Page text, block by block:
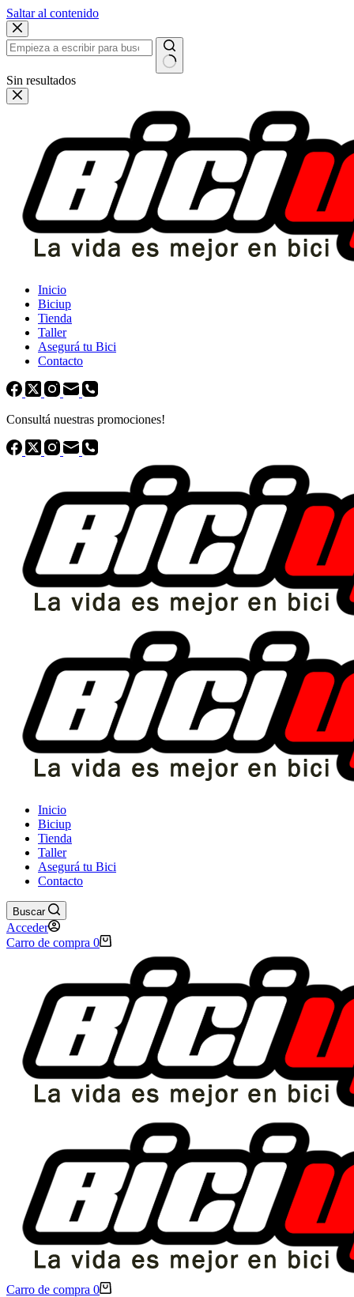
Saltar al contenido
Sin resultados
Inicio
Biciup
Tienda
Taller
Asegurá tu Bici
Contacto
Consultá nuestras promociones!
Inicio
Biciup
Tienda
Taller
Asegurá tu Bici
Contacto
Buscar
Acceder
Carro de compra 0
Carro de compra 0